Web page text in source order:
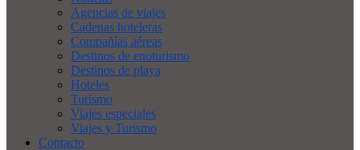
Agencias de viajes
Cadenas hoteleras
Compañías aéreas
Destinos de enoturismo
Destinos de playa
Hoteles
Turismo
Viajes especiales
Viajes y Turismo
Contacto